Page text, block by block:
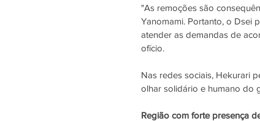
"As remoções são
Yanomami. Portanto, o Dsei
atender as demandas de
ofício.
Nas redes sociais, Hekurari
olhar solidário e humano do
Região com forte presença